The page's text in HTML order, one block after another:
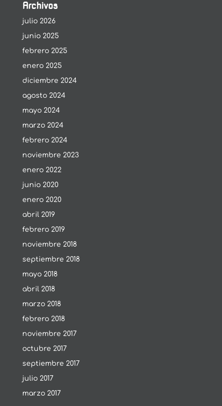
Archivos
julio 2026
junio 2025
febrero 2025
enero 2025
diciembre 2024
agosto 2024
mayo 2024
marzo 2024
febrero 2024
noviembre 2023
enero 2022
junio 2020
enero 2020
abril 2019
febrero 2019
noviembre 2018
septiembre 2018
mayo 2018
abril 2018
marzo 2018
febrero 2018
noviembre 2017
octubre 2017
septiembre 2017
julio 2017
marzo 2017